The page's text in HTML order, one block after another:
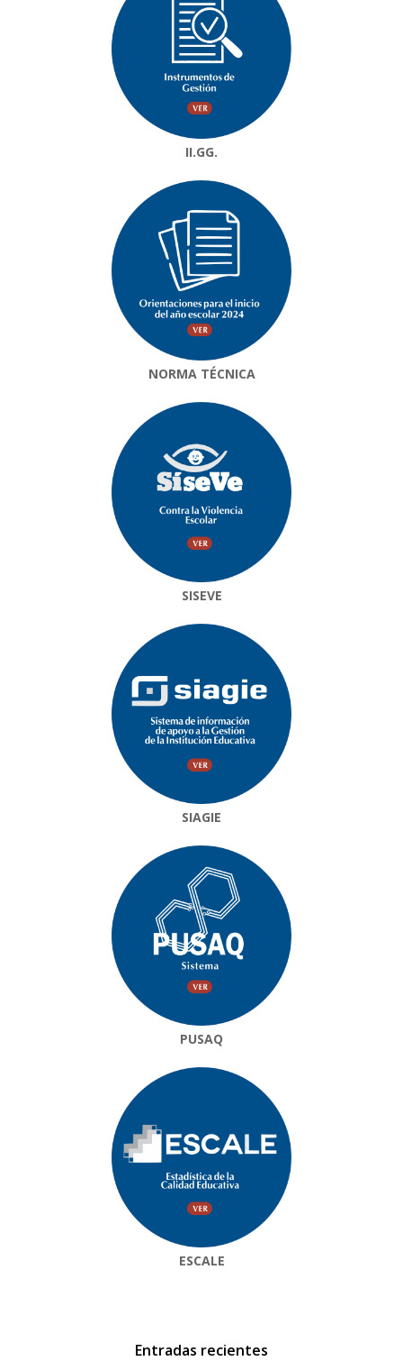
II.GG.
NORMA TÉCNICA
SISEVE
SIAGIE
PUSAQ
ESCALE
Entradas recientes